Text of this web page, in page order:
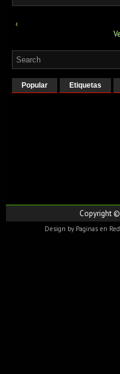
‹
Popular Etiquetas
Copyright ©
Design by Paginas en Red